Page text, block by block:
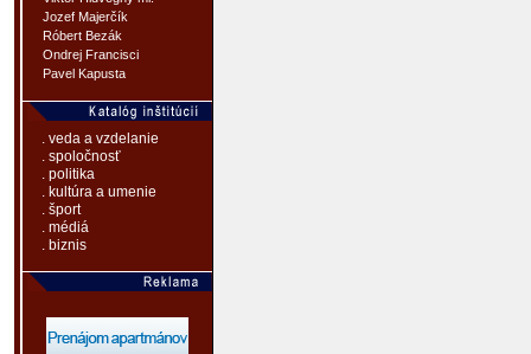
Jozef Majerčík
Róbert Bezák
Ondrej Francisci
Pavel Kapusta
. veda a vzdelanie
. spoločnosť
. politika
. kultúra a umenie
. šport
. médiá
. biznis